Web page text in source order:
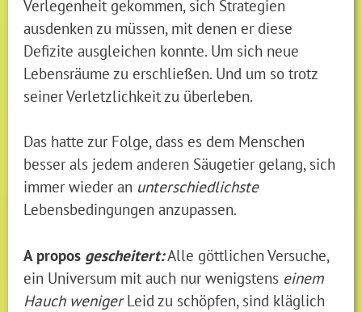
Verlegenheit gekommen, sich Strategien
ausdenken zu müssen, mit denen er diese
Defizite ausgleichen konnte. Um sich neue
Lebensräume zu erschließen. Und um so trotz
seiner Verletzlichkeit zu überleben.
Das hatte zur Folge, dass es dem Menschen
besser als jedem anderen Säugetier gelang, sich
immer wieder an unterschiedlichste
Lebensbedingungen anzupassen.
A propos gescheitert:Alle göttlichen Versuche,
ein Universum mit auch nur wenigstens einem
Hauch wenigerLeid zu schöpfen, sind kläglich